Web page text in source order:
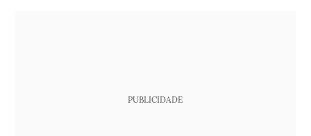
PUBLICIDADE